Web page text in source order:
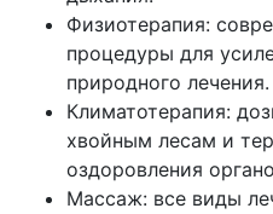
Физиотерапия:
процедуры для
природного лечения.
Климатотерапия:
хвойным лесам и
оздоровления
Массаж: все виды